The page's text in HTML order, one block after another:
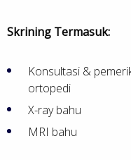
Skrining Termasuk:
Konsultasi &
ortopedi
X-ray bahu
MRI bahu